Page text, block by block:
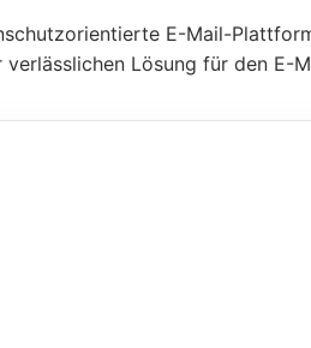
E-Mail-
Lösung für den E-